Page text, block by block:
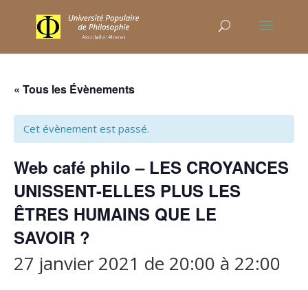
« Tous les Évènements
Cet évènement est passé.
Web café philo – LES CROYANCES
UNISSENT-ELLES PLUS LES
ÊTRES HUMAINS QUE LE
SAVOIR ?
27 janvier 2021 de 20:00 à 22:00